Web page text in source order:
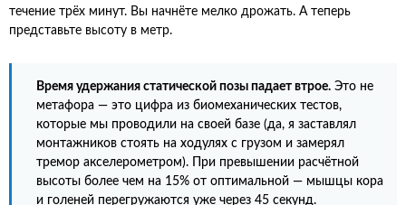
течение трёх минут. Вы начнёте мелко дрожать. А теперь
представьте высоту в метр.
Время удержания статической позы падает втрое. Это не
метафора — это цифра из биомеханических тестов,
которые мы проводили на своей базе (да, я заставлял
монтажников стоять на ходулях с грузом и замерял
тремор акселерометром). При превышении расчётной
высоты более чем на 15% от оптимальной — мышцы кора
и голеней перегружаются уже через 45 секунд.